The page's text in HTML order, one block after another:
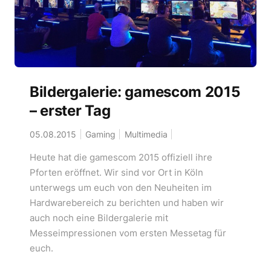
Bildergalerie: gamescom 2015
– erster Tag
05.08.2015 Gaming Multimedia
Heute hat die gamescom 2015 offiziell ihre
Pforten eröffnet. Wir sind vor Ort in Köln
unterwegs um euch von den Neuheiten im
Hardwarebereich zu berichten und haben wir
auch noch eine Bildergalerie mit
Messeimpressionen vom ersten Messetag für
euch.